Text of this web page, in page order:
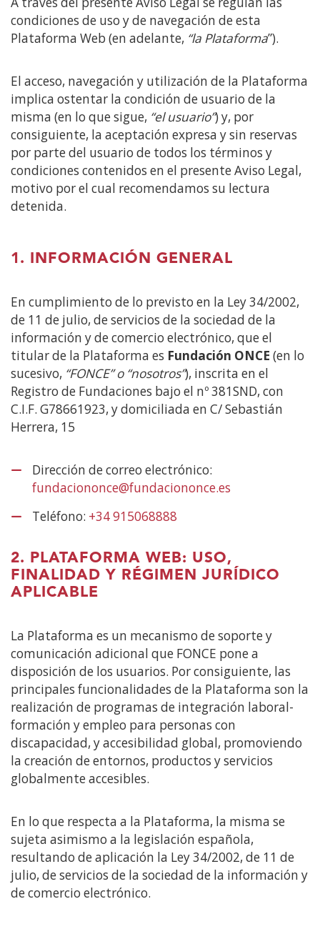
contenido
principal
condiciones de uso y de navegación de esta
Plataforma Web (en adelante, “la Plataforma”).
El acceso, navegación y utilización de la Plataforma
implica ostentar la condición de usuario de la
misma (en lo que sigue, “el usuario”) y, por
consiguiente, la aceptación expresa y sin reservas
por parte del usuario de todos los términos y
condiciones contenidos en el presente Aviso Legal,
motivo por el cual recomendamos su lectura
detenida.
1. INFORMACIÓN GENERAL
En cumplimiento de lo previsto en la Ley 34/2002,
de 11 de julio, de servicios de la sociedad de la
información y de comercio electrónico, que el
titular de la Plataforma es Fundación ONCE (en lo
sucesivo, “FONCE” o “nosotros”), inscrita en el
Registro de Fundaciones bajo el nº 381SND, con
C.I.F. G78661923, y domiciliada en C/ Sebastián
Herrera, 15
Dirección de correo electrónico:
fundaciononce@fundaciononce.es
Teléfono: +34 915068888
2. PLATAFORMA WEB: USO,
FINALIDAD Y RÉGIMEN JURÍDICO
APLICABLE
La Plataforma es un mecanismo de soporte y
comunicación adicional que FONCE pone a
disposición de los usuarios. Por consiguiente, las
principales funcionalidades de la Plataforma son la
realización de programas de integración laboral-
formación y empleo para personas con
discapacidad, y accesibilidad global, promoviendo
la creación de entornos, productos y servicios
globalmente accesibles.
En lo que respecta a la Plataforma, la misma se
sujeta asimismo a la legislación española,
resultando de aplicación la Ley 34/2002, de 11 de
julio, de servicios de la sociedad de la información y
de comercio electrónico.